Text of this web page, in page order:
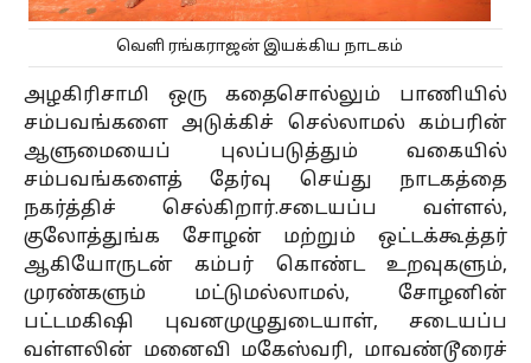
வெளி ரங்கராஜன் இயக்கிய நாடகம்
அழகிரிசாமி ஒரு கதைசொல்லும் பாணியில்
சம்பவங்களை அடுக்கிச் செல்லாமல் கம்பரின்
ஆளுமையைப் புலப்படுத்தும் வகையில்
சம்பவங்களைத் தேர்வு செய்து நாடகத்தை
நகர்த்திச் செல்கிறார்.சடையப்ப வள்ளல்,
குலோத்துங்க சோழன் மற்றும் ஒட்டக்கூத்தர்
ஆகியோருடன் கம்பர் கொண்ட உறவுகளும்,
முரண்களும் மட்டுமல்லாமல், சோழனின்
பட்டமகிஷி புவனமுழுதுடையாள், சடையப்ப
வள்ளலின் மனைவி மகேஸ்வரி, மாவண்டூரைச்